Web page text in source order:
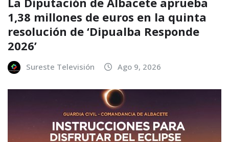
1,38 millones de euros en la quinta
resolución de ‘Dipualba Responde
2026’
Sureste Televisión Ago 9, 2026